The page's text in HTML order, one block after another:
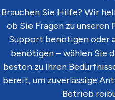
Brauchen Sie Hilfe? Wir
ob Sie Fragen zu
Support benötigen oder
benötigen – wählen Sie
besten zu Ihren
bereit, um zuverlässige
Betrieb